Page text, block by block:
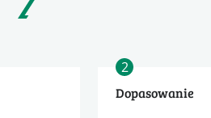
2
Dopasowanie